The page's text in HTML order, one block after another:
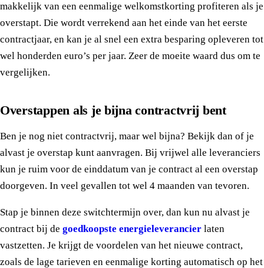
makkelijk van een eenmalige welkomstkorting profiteren als je
overstapt. Die wordt verrekend aan het einde van het eerste
contractjaar, en kan je al snel een extra besparing opleveren tot
wel honderden euro’s per jaar. Zeer de moeite waard dus om te
vergelijken.
Overstappen als je bijna contractvrij bent
Ben je nog niet contractvrij, maar wel bijna? Bekijk dan of je
alvast je overstap kunt aanvragen. Bij vrijwel alle leveranciers
kun je ruim voor de einddatum van je contract al een overstap
doorgeven. In veel gevallen tot wel 4 maanden van tevoren.
Stap je binnen deze switchtermijn over, dan kun nu alvast je
contract bij de goedkoopste energieleverancier laten
vastzetten. Je krijgt de voordelen van het nieuwe contract,
zoals de lage tarieven en eenmalige korting automatisch op het